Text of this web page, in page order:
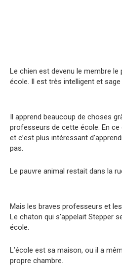
Le chien est devenu le membre
école. Il est très intelligent et
Il apprend beaucoup de choses
professeurs de cette école. En ce
et c’est plus intéressant
pas.
Le pauvre animal restait dans la
Mais les braves professeurs et
Le chaton qui s’appelait Stepper
école.
L’école est sa maison, ou il a
propre chambre.